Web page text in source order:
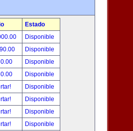
Estado
Disponible
Disponible
Disponible
Disponible
Disponible
Disponible
Disponible
Disponible